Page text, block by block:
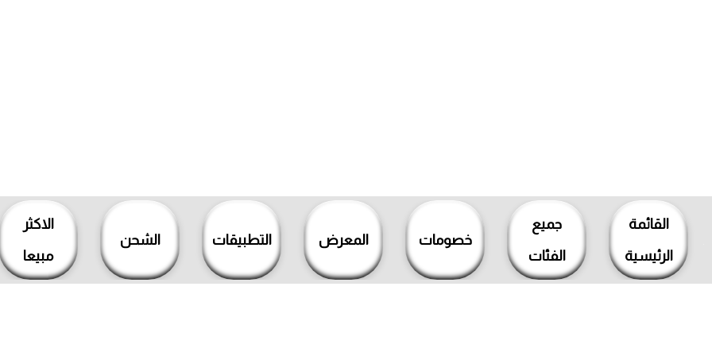
القائمة
الرئيسية
جميع
الفئات
خصومات المعرض التطبيقات الشحن
الاكثر
مبيعا
المحتوى